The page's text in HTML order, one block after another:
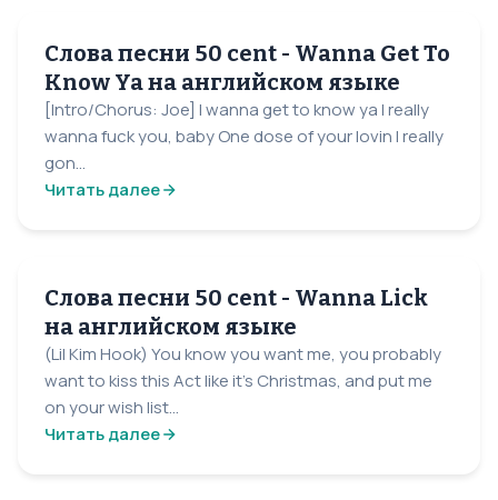
Слова песни 50 cent - Wanna Get To
Know Ya на английском языке
[Intro/Chorus: Joe] I wanna get to know ya I really
wanna fuck you, baby One dose of your lovin I really
gon...
Читать далее
Слова песни 50 cent - Wanna Lick
на английском языке
(Lil Kim Hook) You know you want me, you probably
want to kiss this Act like it's Christmas, and put me
on your wish list...
Читать далее